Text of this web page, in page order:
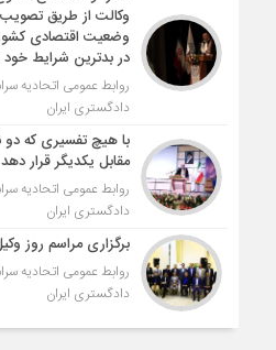
وکالت از طریق
وضعیت اقتصادی
در بدترین شرایط خود طی ۱۰۰ سال اخیر
روابط عمومی اتحادیه
دادگستری ایران
با هیچ تفسیری که دو
مقابل یکدیگر قرار
روابط عمومی اتحادیه
دادگستری ایران
برگزاری مراسم روز
روابط عمومی اتحادیه
دادگستری ایران